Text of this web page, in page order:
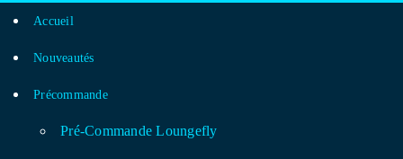
Accueil
Nouveautés
Précommande
Pré-Commande Loungefly